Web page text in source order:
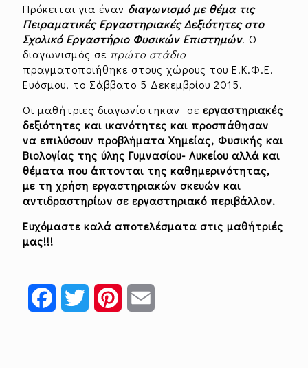
Πρόκειται για έναν διαγωνισμό με θέμα τις
Πειραματικές Εργαστηριακές Δεξιότητες στο
Σχολικό Εργαστήριο Φυσικών Επιστημών. Ο
διαγωνισμός σε πρώτο στάδιο
πραγματοποιήθηκε στους χώρους του Ε.Κ.Φ.Ε.
Ευόσμου, το Σάββατο 5 Δεκεμβρίου 2015.
Οι μαθήτριες διαγωνίστηκαν σε εργαστηριακές
δεξιότητες και ικανότητες και προσπάθησαν
να επιλύσουν προβλήματα Χημείας, Φυσικής και
Βιολογίας της ύλης Γυμνασίου- Λυκείου αλλά και
θέματα που άπτονται της καθημερινότητας,
με τη χρήση εργαστηριακών σκευών και
αντιδραστηρίων σε εργαστηριακό περιβάλλον.
Ευχόμαστε καλά αποτελέσματα στις μαθήτριές
μας!!!
FacebookTwitter Pinterest